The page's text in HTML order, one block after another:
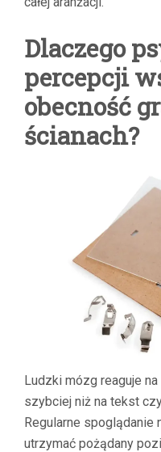
Dlaczego
percepcji
obecność
ścianach?
Ludzki mózg reaguje
szybciej niż na tekst
Regularne spoglądanie
utrzymać pożądany